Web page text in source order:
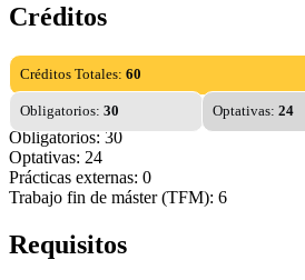
Créditos
Créditos Totales: 60
Obligatorios: 30 Optativas: 24
Obligatorios: 30
Optativas: 24
Prácticas externas: 0
Trabajo fin de máster (TFM): 6
Requisitos